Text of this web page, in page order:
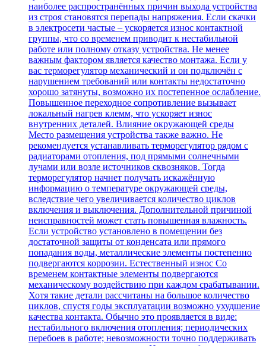
наиболее распространённых причин выхода устройства
из строя становятся перепады напряжения. Если скачки
в электросети частые – ускоряется износ контактной
группы, что со временем приводит к нестабильной
работе или полному отказу устройства. Не менее
важным фактором является качество монтажа. Если у
вас терморегулятор механический и он подключён с
нарушением требований или контакты недостаточно
хорошо затянуты, возможно их постепенное ослабление.
Повышенное переходное сопротивление вызывает
локальный нагрев клемм, что ускоряет износ
внутренних деталей. Влияние окружающей среды
Место размещения устройства также важно. Не
рекомендуется устанавливать терморегулятор рядом с
радиаторами отопления, под прямыми солнечными
лучами или возле источников сквозняков. Тогда
терморегулятор начнет получать искажённую
информацию о температуре окружающей среды,
вследствие чего увеличивается количество циклов
включения и выключения. Дополнительной причиной
неисправностей может стать повышенная влажность.
Если устройство установлено в помещении без
достаточной защиты от конденсата или прямого
попадания воды, металлические элементы постепенно
подвергаются коррозии. Естественный износ Со
временем контактные элементы подвергаются
механическому воздействию при каждом срабатывании.
Хотя такие детали рассчитаны на большое количество
циклов, спустя годы эксплуатации возможно ухудшение
качества контакта. Обычно это проявляется в виде:
нестабильного включения отопления; периодических
перебоев в работе; невозможности точно поддерживать